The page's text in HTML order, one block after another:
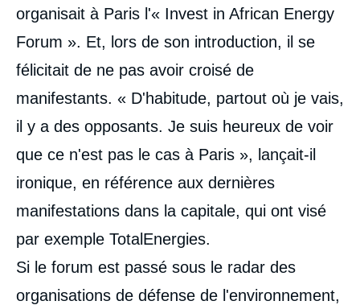
organisait à Paris l'« Invest in African Energy
Forum ». Et, lors de son introduction, il se
félicitait de ne pas avoir croisé de
manifestants. « D'habitude, partout où je vais,
il y a des opposants. Je suis heureux de voir
que ce n'est pas le cas à Paris », lançait-il
ironique, en référence aux dernières
manifestations dans la capitale, qui ont visé
par exemple TotalEnergies.
Si le forum est passé sous le radar des
organisations de défense de l'environnement,